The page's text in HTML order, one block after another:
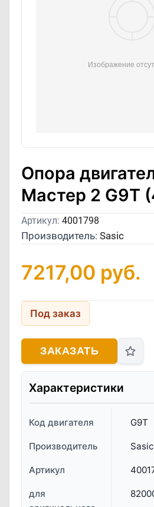
Опора
Мастер 2 G9T
Артикул: 4001798
Производитель: Sasic
7217,00 руб.
Под заказ
ЗАКАЗАТЬ
Характеристики
Код двигателя G9T
Производитель Sasic
Артикул
для